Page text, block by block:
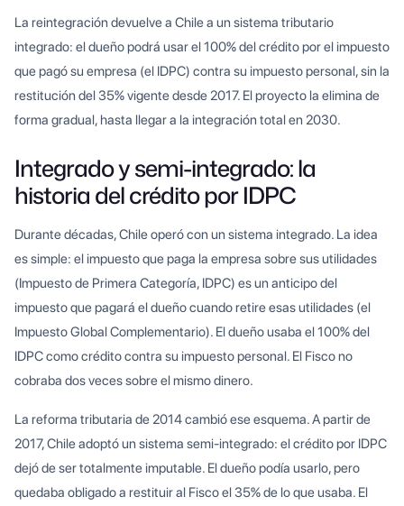
La reintegración devuelve a Chile a un sistema tributario
integrado: el dueño podrá usar el 100% del crédito por el impuesto
que pagó su empresa (el IDPC) contra su impuesto personal, sin la
restitución del 35% vigente desde 2017. El proyecto la elimina de
forma gradual, hasta llegar a la integración total en 2030.
Integrado y semi-integrado: la
historia del crédito por IDPC
Durante décadas, Chile operó con un sistema integrado. La idea
es simple: el impuesto que paga la empresa sobre sus utilidades
(Impuesto de Primera Categoría, IDPC) es un anticipo del
impuesto que pagará el dueño cuando retire esas utilidades (el
Impuesto Global Complementario). El dueño usaba el 100% del
IDPC como crédito contra su impuesto personal. El Fisco no
cobraba dos veces sobre el mismo dinero.
La reforma tributaria de 2014 cambió ese esquema. A partir de
2017, Chile adoptó un sistema semi-integrado: el crédito por IDPC
dejó de ser totalmente imputable. El dueño podía usarlo, pero
quedaba obligado a restituir al Fisco el 35% de lo que usaba. El